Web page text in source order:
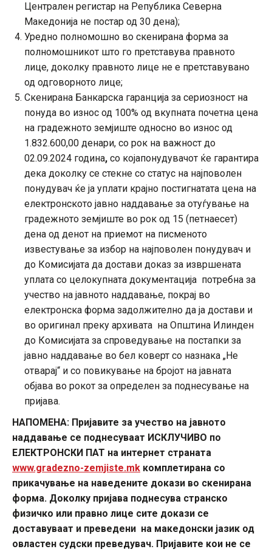
Централен регистар на Република Северна
Македонија не постар од 30 дена);
Уредно полномошно во скенирана форма за
полномошникот што го претставува правното
лице, доколку правното лице не е претставувано
од одговорното лице;
Скенирана Банкарска гаранција за сериозност на
понуда во износ од 100% од вкупната почетна цена
на градежното земјиште односно во износ од
1.832.600,00 денари, со рок на важност до
02.09.2024 година, со којапонудувачот ќе гарантира
дека доколку се стекне со статус на најповолен
понудувач ќе ја уплати крајно постигнатата цена на
електронското јавно наддавање за отуѓување на
градежното земјиште во рок од 15 (петнаесет)
дена од денот на приемот на писменото
известување за избор на најповолен понудувач и
до Комисијата да достави доказ за извршената
уплата со целокупната документација потребна за
учество на јавното наддавање, покрај во
електронска форма задолжително да ја достави и
во оригинал преку архивата на Општина Илинден
до Комисијата за спроведување на постапки за
јавно наддавање во бел коверт со назнака „Не
отварај“ и со повикување на бројот на јавната
објава во рокот за определен за поднесување на
пријава.
НАПОМЕНА: Пријавите за учество на јавното
наддавање се поднесуваат ИСКЛУЧИВО по
ЕЛЕКТРОНСКИ ПАТ на интернет страната
www.gradezno-zemjiste.mk комплетирана со
прикачување на наведените докази во скенирана
форма. Доколку пријава поднесува странско
физичко или правно лице сите докази се
доставуваат и преведени на македонски јазик од
овластен судски преведувач. Пријавите кои не се